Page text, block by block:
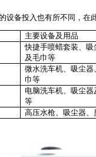
设备投入也有所不同，在
主要设备及用品
快捷手喷蜡套装、吸
及毛巾等
微水洗车机、吸尘器
巾等
电脑洗车机、吸尘
等
高压水枪、吸尘器、